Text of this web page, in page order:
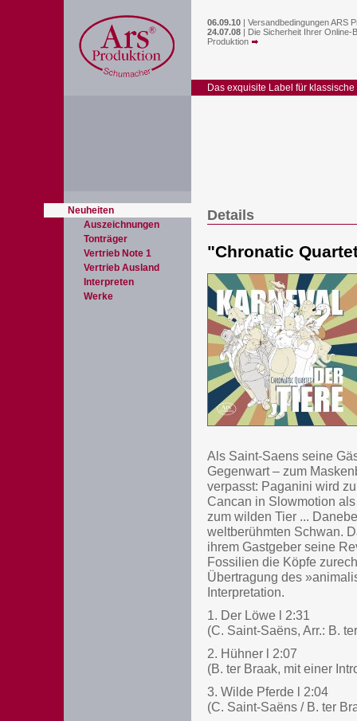
06.09.10 | Versandbedingungen ARS
24.07.08 | Die Sicherheit Ihrer Online-
Produktion
Das exquisite Label für klassische
Neuheiten
Auszeichnungen
Tonträger
Vertrieb Note 1
Vertrieb Ausland
Interpreten
Werke
Details
"Chronatic
Als Saint-Saens seine
Gegenwart – zum
verpasst: Paganini wird
Cancan in Slowmotion
zum wilden Tier ...
weltberühmten Schwan.
ihrem Gastgeber seine
Fossilien die Köpfe
Übertragung des
Interpretation.
1. Der Löwe l 2:31
(C. Saint-Saëns, Arr.: B.
2. Hühner l 2:07
(B. ter Braak, mit einer
3. Wilde Pferde l 2:04
(C. Saint-Saëns / B. ter